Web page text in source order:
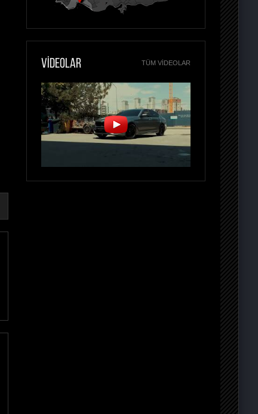
VİDEOLAR TÜM VIDEOLAR